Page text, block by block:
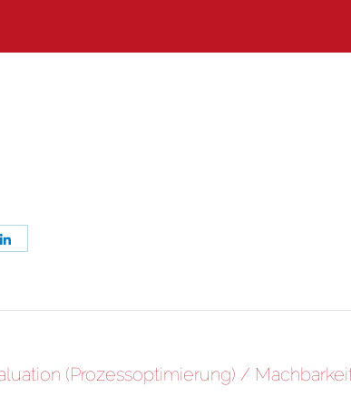
Share
(Prozessoptimierung) /